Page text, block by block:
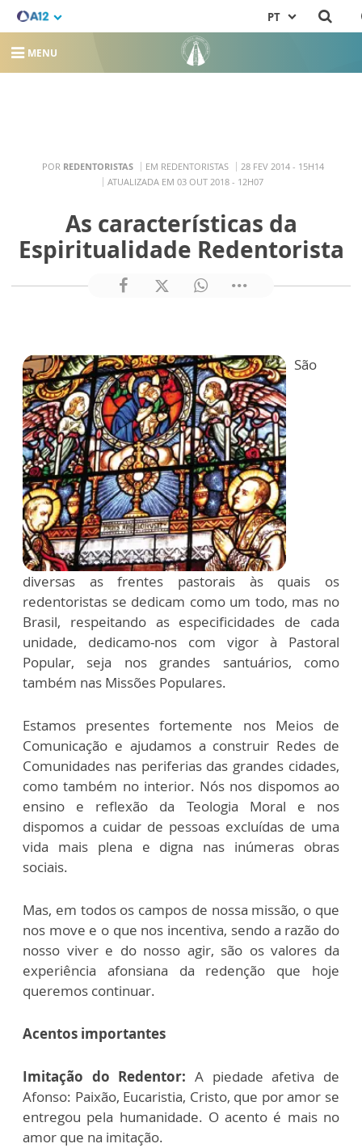
PT
MENU
POR REDENTORISTAS EM REDENTORISTAS
28 FEV 2014 - 15H14
ATUALIZADA EM 03 OUT 2018 - 12H07
As características da
Espiritualidade Redentorista
São
diversas as frentes pastorais às quais os
redentoristas se dedicam como um todo, mas no
Brasil, respeitando as especificidades de cada
unidade, dedicamo-nos com vigor à Pastoral
Popular, seja nos grandes santuários, como
também nas Missões Populares.
Estamos presentes fortemente nos Meios de
Comunicação e ajudamos a construir Redes de
Comunidades nas periferias das grandes cidades,
como também no interior. Nós nos dispomos ao
ensino e reflexão da Teologia Moral e nos
dispomos a cuidar de pessoas excluídas de uma
vida mais plena e digna nas inúmeras obras
sociais.
Mas, em todos os campos de nossa missão, o que
nos move e o que nos incentiva, sendo a razão do
nosso viver e do nosso agir, são os valores da
experiência afonsiana da redenção que hoje
queremos continuar.
Acentos importantes
Imitação do Redentor: A piedade afetiva de
Afonso: Paixão, Eucaristia, Cristo, que por amor se
entregou pela humanidade. O acento é mais no
amor que na imitação.